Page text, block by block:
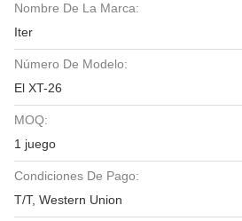
Nombre De La Marca:
Iter
Número De Modelo:
El XT-26
MOQ:
1 juego
Condiciones De Pago:
T/T, Western Union